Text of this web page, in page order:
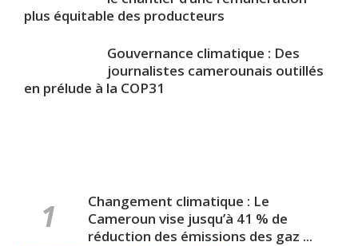
plus équitable des producteurs
Gouvernance climatique : Des
journalistes camerounais outillés
en prélude à la COP31
Changement climatique : Le
Cameroun vise jusqu’à 41 % de
réduction des émissions des gaz ...